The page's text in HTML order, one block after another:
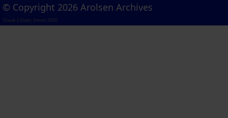
© Copyright 2026 Arolsen Archives
Visual Library Server 2026